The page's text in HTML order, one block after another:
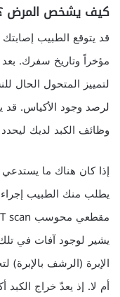
كيف يشخص المرض
قد يتوقع الطبيب
مؤخراً وتاريخ سفرك.
لتمييز المتحول الحال
لرصد وجود الأكياس.
وظائف الكبد لديك
إذا كان هناك ما
يطلب منك الطبيب إجراء
يشير لوجود آفات في
الإبرة (الرشف بالإبرة)
أم لا. إذ يعدّ خراج